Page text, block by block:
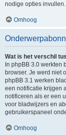
nodige opties invullen.
Omhoog
Wat is het verschil
In phpBB 3.0 werkten
browser. Je werd niet
phpBB 3.1 werken
een notificatie krijgen
notificeren als er een
voor bladwijzers en
gebruikerspaneel
Omhoog